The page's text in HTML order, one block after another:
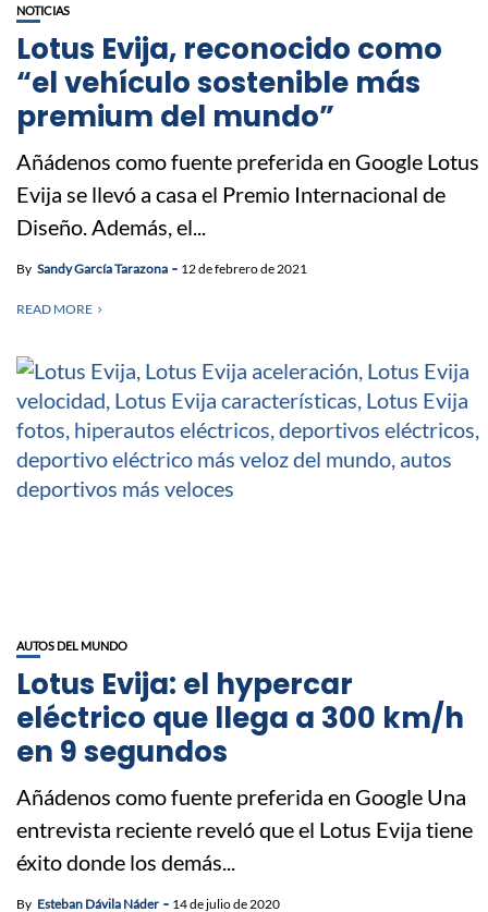
NOTICIAS
Lotus Evija, reconocido como
“el vehículo sostenible más
premium del mundo”
Añádenos como fuente preferida en Google Lotus
Evija se llevó a casa el Premio Internacional de
Diseño. Además, el...
By Sandy García Tarazona 12 de febrero de 2021
READ MORE
AUTOS DEL MUNDO
Lotus Evija: el hypercar
eléctrico que llega a 300 km/h
en 9 segundos
Añádenos como fuente preferida en Google Una
entrevista reciente reveló que el Lotus Evija tiene
éxito donde los demás...
By Esteban Dávila Náder 14 de julio de 2020